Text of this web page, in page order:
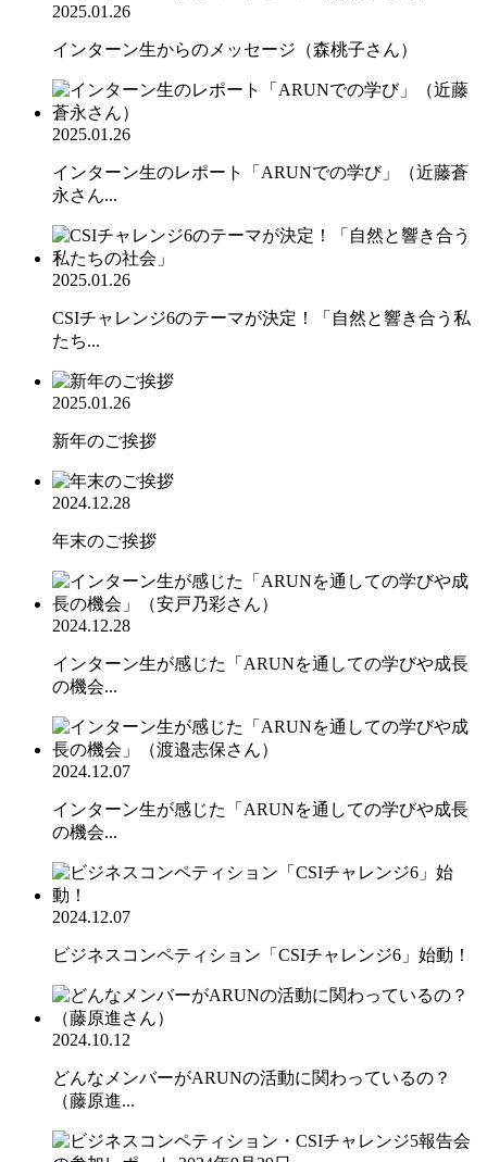
2025.01.26
インターン生からのメッセージ（森桃子さん）
2025.01.26
インターン生のレポート「ARUNでの学び」（近藤蒼
永さん...
2025.01.26
CSIチャレンジ6のテーマが決定！「自然と響き合う私
たち...
2025.01.26
新年のご挨拶
2024.12.28
年末のご挨拶
2024.12.28
インターン生が感じた「ARUNを通しての学びや成長
の機会...
2024.12.07
インターン生が感じた「ARUNを通しての学びや成長
の機会...
2024.12.07
ビジネスコンペティション「CSIチャレンジ6」始動！
2024.10.12
どんなメンバーがARUNの活動に関わっているの？
（藤原進...